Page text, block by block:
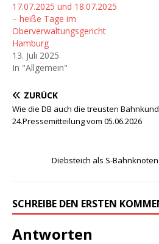
17.07.2025 und 18.07.2025
– heiße Tage im
Oberverwaltungsgericht
Hamburg
13. Juli 2025
In "Allgemein"
ZURÜCK
Wie die DB auch die treusten
24.Pressemitteilung vom 05.06.2026
Diebsteich als S-
SCHREIBE DEN ERSTEN
Antworten